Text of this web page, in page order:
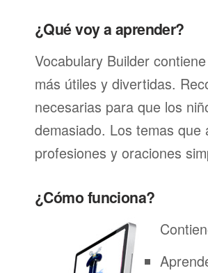
¿Qué voy a aprender?
Vocabulary Builder
más útiles y divertidas.
necesarias para que los
demasiado. Los temas
profesiones y oraciones
¿Cómo funciona?